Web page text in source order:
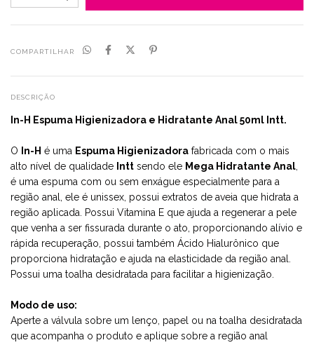
COMPARTILHAR
DESCRIÇÃO
In-H Espuma Higienizadora e Hidratante Anal 50ml Intt.
O In-H é uma Espuma Higienizadora fabricada com o mais
alto nível de qualidade Intt sendo ele Mega Hidratante Anal,
é uma espuma com ou sem enxágue especialmente para a
região anal, ele é unissex, possui extratos de aveia que hidrata a
região aplicada. Possui Vitamina E que ajuda a regenerar a pele
que venha a ser fissurada durante o ato, proporcionando alívio e
rápida recuperação, possui também Ácido Hialurônico que
proporciona hidratação e ajuda na elasticidade da região anal.
Possui uma toalha desidratada para facilitar a higienização.
Modo de uso:
Aperte a válvula sobre um lenço, papel ou na toalha desidratada
que acompanha o produto e aplique sobre a região anal